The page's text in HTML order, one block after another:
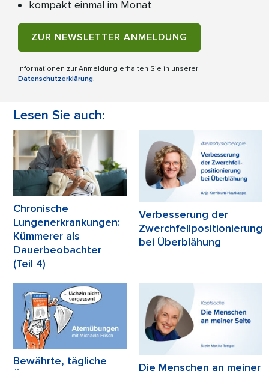
kompakt einmal im Monat
ZUR NEWSLETTER ANMELDUNG
Informationen zur Anmeldung erhalten Sie in unserer
Datenschutzerklärung.
Lesen Sie auch:
Chronische
Lungenerkrankungen:
Kümmerer als
Dauerbeobachter
(Teil 4)
Verbesserung der
Zwerchfellpositionierung
bei Überblähung
Bewährte, tägliche
Die Menschen an meiner